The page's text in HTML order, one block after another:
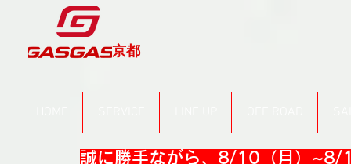
京都
誠に勝手ながら、8/10（月）~8/